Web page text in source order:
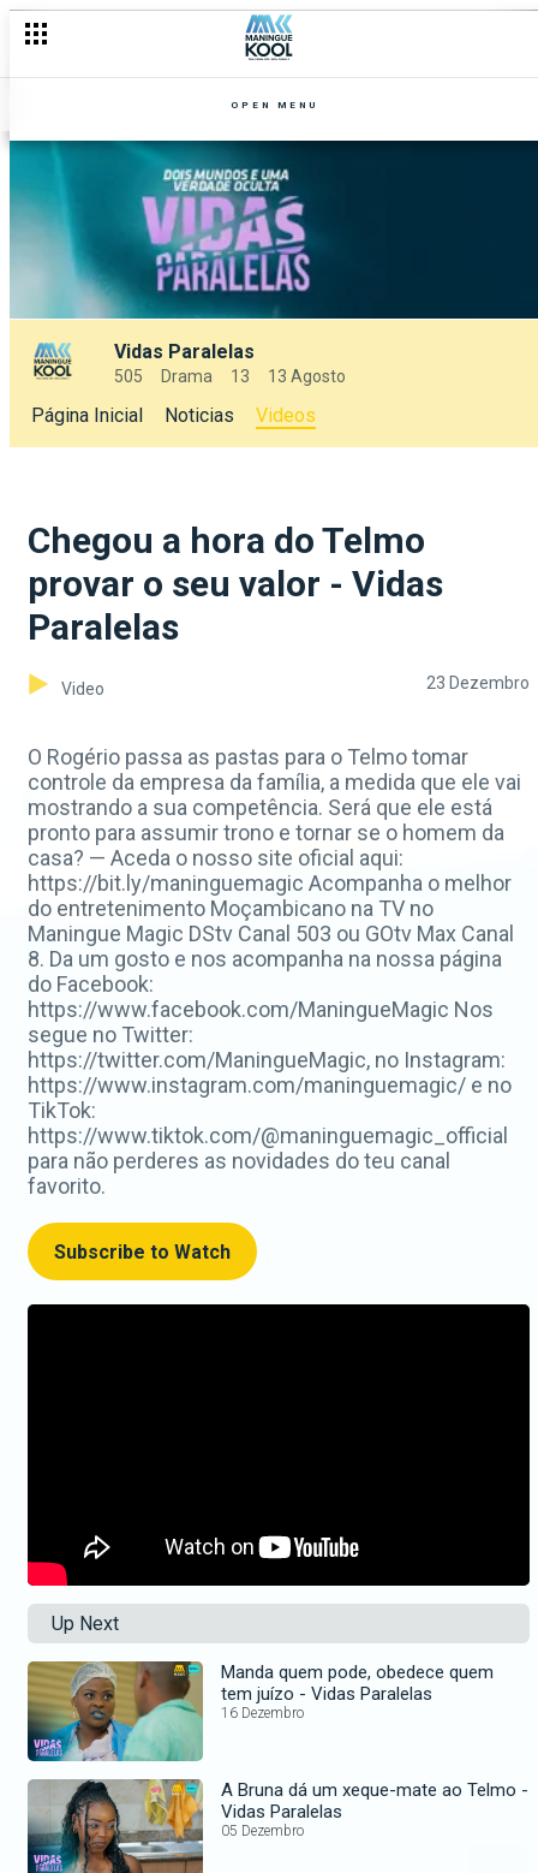
OPEN MENU
Vidas Paralelas
505 Drama 13 13 Agosto
Página Inicial Noticias Videos
Chegou a hora do Telmo
provar o seu valor - Vidas
Paralelas
Video 23 Dezembro
O Rogério passa as pastas para o Telmo tomar
controle da empresa da família, a medida que ele vai
mostrando a sua competência. Será que ele está
pronto para assumir trono e tornar se o homem da
casa? — Aceda o nosso site oficial aqui:
https://bit.ly/maninguemagic Acompanha o melhor
do entretenimento Moçambicano na TV no
Maningue Magic DStv Canal 503 ou GOtv Max Canal
8. Da um gosto e nos acompanha na nossa página
do Facebook:
https://www.facebook.com/ManingueMagic Nos
segue no Twitter:
https://twitter.com/ManingueMagic, no Instagram:
https://www.instagram.com/maninguemagic/ e no
TikTok:
https://www.tiktok.com/@maninguemagic_official
para não perderes as novidades do teu canal
favorito.
Subscribe to Watch
Up Next
Manda quem pode, obedece quem
tem juízo - Vidas Paralelas
16 Dezembro
A Bruna dá um xeque-mate ao Telmo -
Vidas Paralelas
05 Dezembro